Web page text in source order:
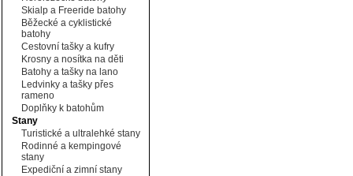
Skialp a Freeride batohy
Běžecké a cyklistické
batohy
Cestovní tašky a kufry
Krosny a nosítka na děti
Batohy a tašky na lano
Ledvinky a tašky přes
rameno
Doplňky k batohům
Stany
Turistické a ultralehké stany
Rodinné a kempingové
stany
Expediční a zimní stany